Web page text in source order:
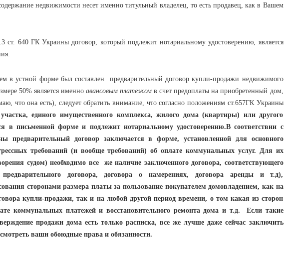
недвижимости несет именно титульный владелец, то есть продавец, как в Вашем
640 ГК Украины договор, который подлежит нотариальному удостоверению, является
форме был составлен предварительный договор купли-продажи недвижимого
50% является именно авансовым платежомв счет предоплаты на приобретенный дом,
что она есть), следует обратить внимание, что согласно положениям ст.657ГК Украины
единого имущественного комплекса, жилого дома (квартиры) или другого
в письменной форме и подлежит нотариальному удостоверению.В соответствии с
предварительный договор заключается в форме, установленной для основного
требований (и вообще требований) об оплате коммунальных услуг. Для их
судом) необходимо все же наличие заключенного договора, соответствующего
предварительного договора, договора о намерениях, договора аренды и т.д),
сторонами размера платы за пользование покупателем домовладением, как на
купли-продажи, так и на любой другой период времени, о том какая из сторон
коммунальных платежей и восстановительного ремонта дома и т.д. Если такие
продажи дома есть только расписка, все же лучше даже сейчас заключить
ваши обоюдные права и обязанности.